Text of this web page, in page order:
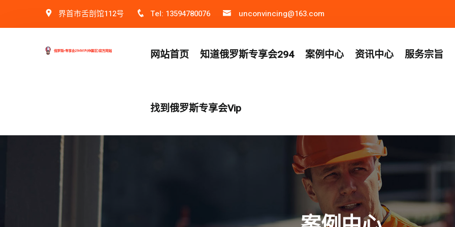
界首市舌剖馆112号 Tel: 13594780076 unconvincing@163.com
网站首页 知道俄罗斯专享会294 案例中心 资讯中心 服务宗旨
找到俄罗斯专享会vip